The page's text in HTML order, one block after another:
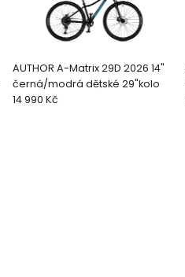
AUTHOR A-Matrix 29D 2026 14"
černá/modrá dětské 29"kolo
14 990 Kč